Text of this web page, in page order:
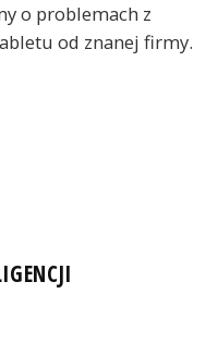
o problemach z
od znanej firmy.